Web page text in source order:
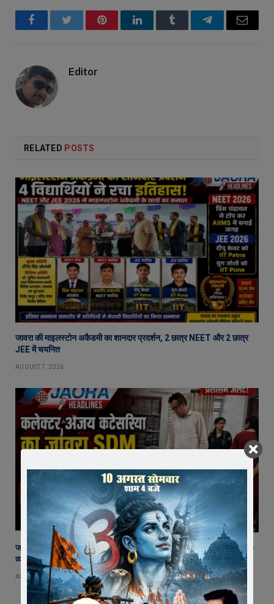
FacebookTwitter PinterestLinkedInTumblr TelegramEmail
Editor
RELATED POSTS
जावरा की माइलस्टोन अकैडमी का शानदार प्रदर्शन, 2 छात्र NEET और 2 छात्र
JEE में चयनित
AUGUST 7, 2026
जावरा SDM कार्यालय पहुंचे रतलाम कलेक्टर अजय कटेसरिया, रिकॉर्ड और कानून-
व्यवस्था की तैयारियों का किया निरीक्षण
AUGUST 7, 2026